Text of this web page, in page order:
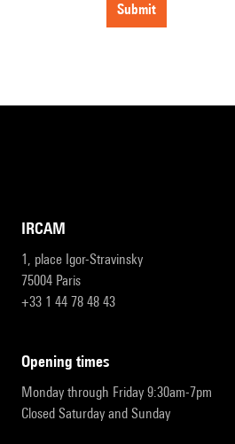
submit
IRCAM
1, place Igor-Stravinsky
75004 Paris
+33 1 44 78 48 43
opening times
Monday through Friday 9:30am-7pm
Closed Saturday and Sunday